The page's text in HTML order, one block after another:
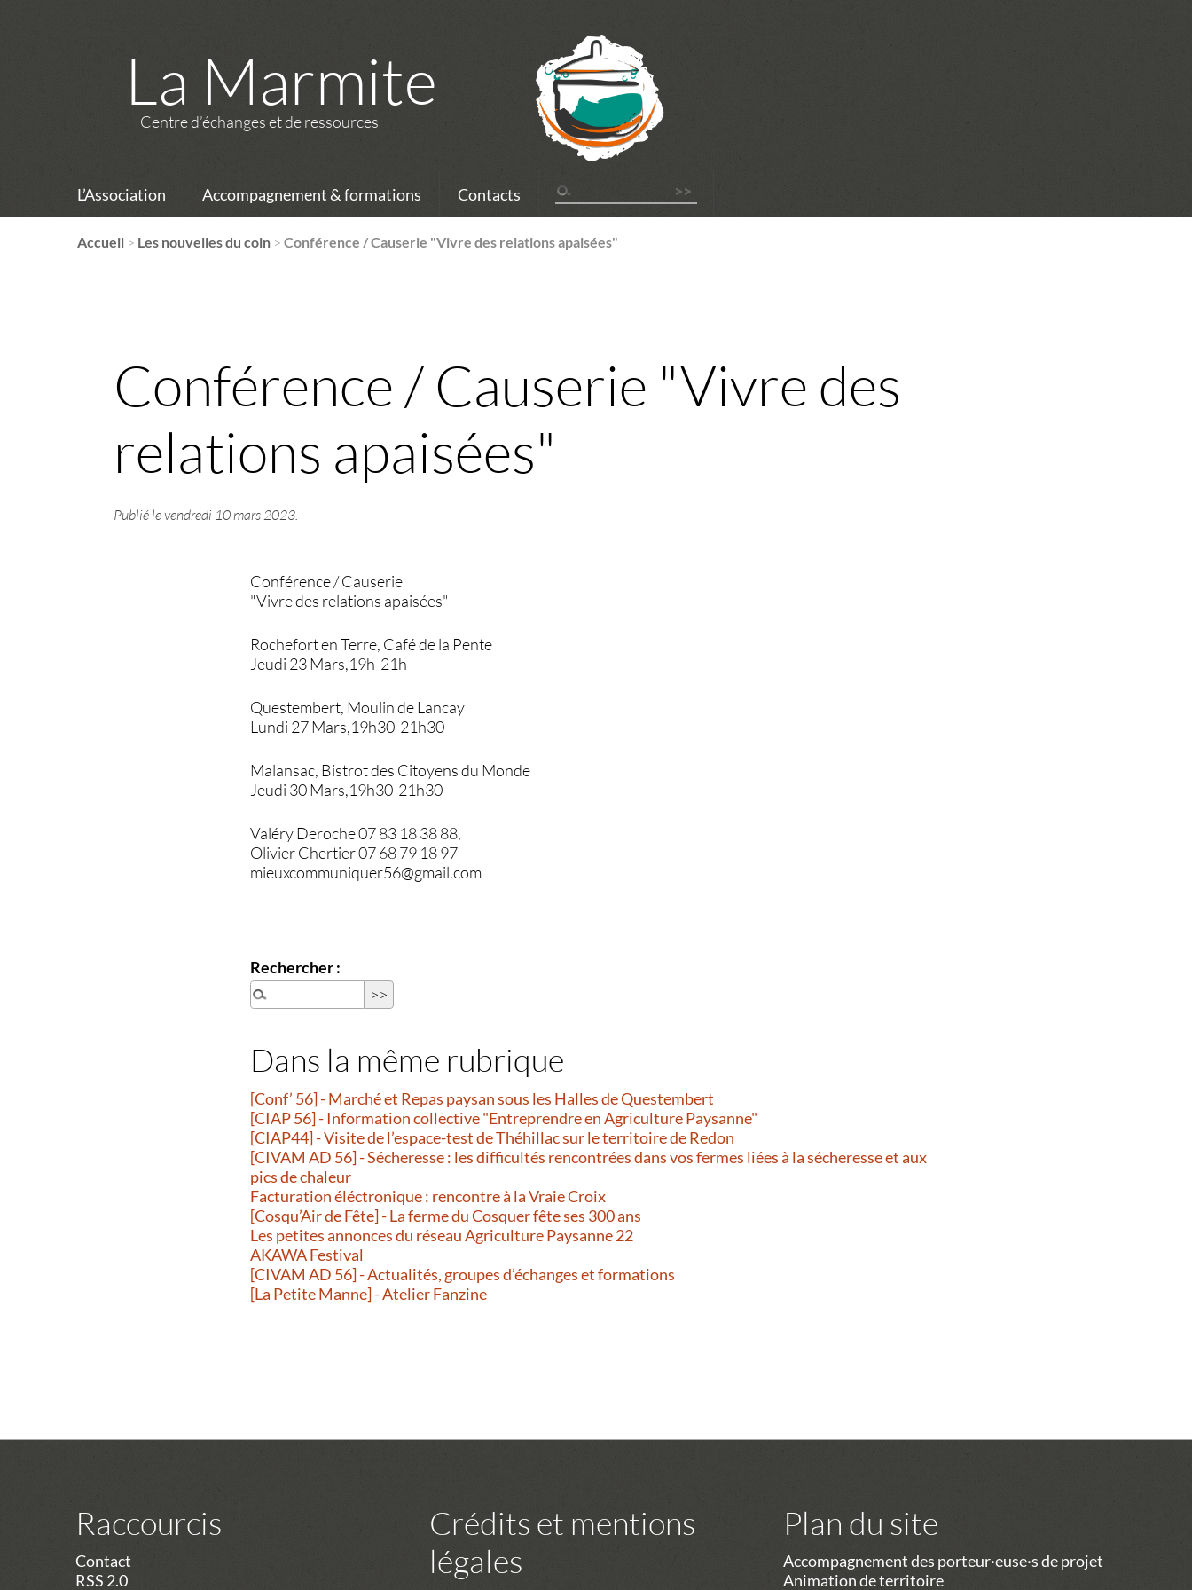
La Marmite
Centre d’échanges et de ressources
L’Association Accompagnement & formations Contacts
Accueil > Les nouvelles du coin >Conférence / Causerie "Vivre des relations apaisées"
Conférence / Causerie "Vivre des
relations apaisées"
Publié levendredi 10 mars 2023.
Conférence / Causerie
"Vivre des relations apaisées"
Rochefort en Terre, Café de la Pente
Jeudi 23 Mars,19h-21h
Questembert, Moulin de Lancay
Lundi 27 Mars,19h30-21h30
Malansac, Bistrot des Citoyens du Monde
Jeudi 30 Mars,19h30-21h30
Valéry Deroche 07 83 18 38 88,
Olivier Chertier 07 68 79 18 97
mieuxcommuniquer56@gmail.com
Rechercher :
Dans la même rubrique
[Conf’ 56] - Marché et Repas paysan sous les Halles de Questembert
[CIAP 56] - Information collective "Entreprendre en Agriculture Paysanne"
[CIAP44] - Visite de l’espace-test de Théhillac sur le territoire de Redon
[CIVAM AD 56] - Sécheresse : les difficultés rencontrées dans vos fermes liées à la sécheresse et aux
pics de chaleur
Facturation éléctronique : rencontre à la Vraie Croix
[Cosqu’Air de Fête] - La ferme du Cosquer fête ses 300 ans
Les petites annonces du réseau Agriculture Paysanne 22
AKAWA Festival
[CIVAM AD 56] - Actualités, groupes d’échanges et formations
[La Petite Manne] - Atelier Fanzine
Raccourcis
Contact
RSS 2.0
Crédits et mentions
légales
Plan du site
Accompagnement des porteur·euse·s de projet
Animation de territoire